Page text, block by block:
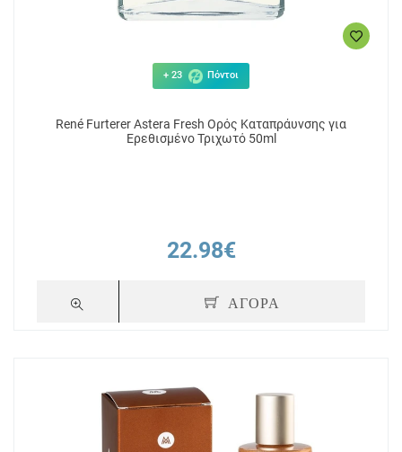
+ 23 Πόντοι
René Furterer Astera Fresh Ορός Καταπράυνσης για
Ερεθισμένο Τριχωτό 50ml
22.98€
ΑΓΟΡΑ